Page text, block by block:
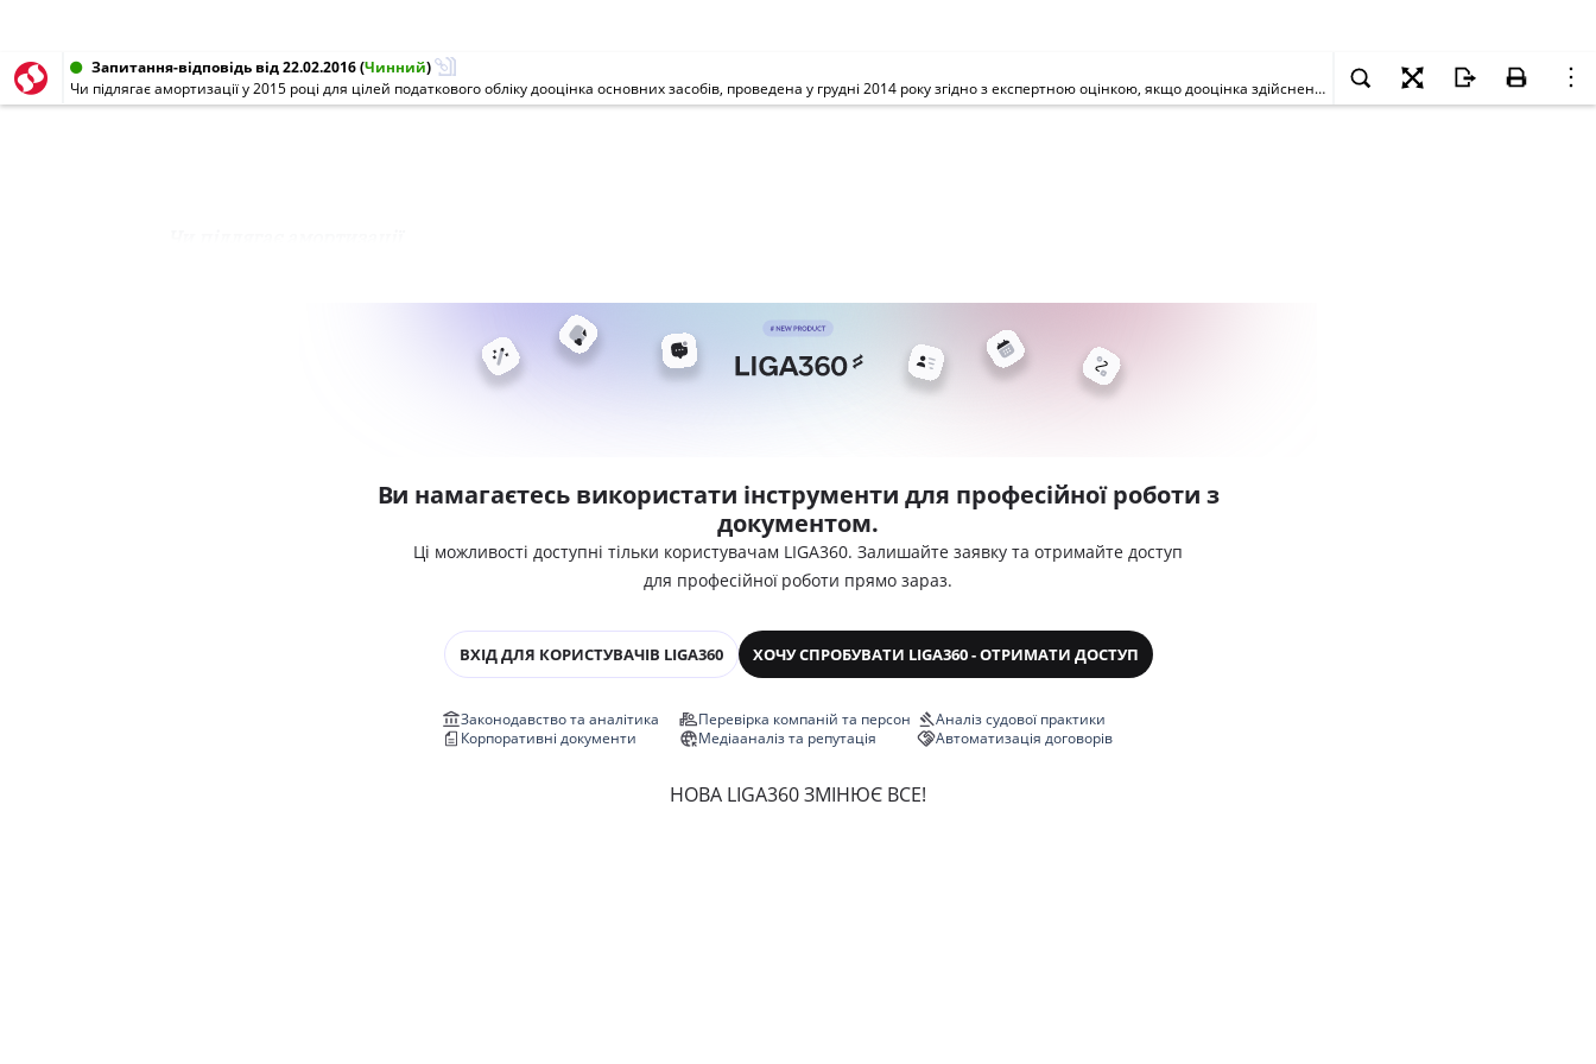
Запитання-відповідь від 22.02.2016(Чинний)
Чи підлягає амортизації у 2015 році для цілей податкового обліку дооцінка основних засобів, проведена у грудні 2014 року згідно з експертною оцінкою, якщо дооцінка здійснена не відповідно до вимог чинного у грудні 2014 року п. 146.21 ПКУ?
Ви намагаєтесь використати інструменти для професійної роботи з
документом.
Ці можливості доступні тільки користувачам LIGA360. Залишайте заявку та отримайте доступ
для професійної роботи прямо зараз.
ВХІД ДЛЯ КОРИСТУВАЧІВ LIGA360 ХОЧУ СПРОБУВАТИ LIGA360 - ОТРИМАТИ ДОСТУП
Законодавство та аналітика
Корпоративні документи
Перевірка компаній та персон
Медіааналіз та репутація
Аналіз судової практики
Автоматизація договорів
НОВА LIGA360 ЗМІНЮЄ ВСЕ!